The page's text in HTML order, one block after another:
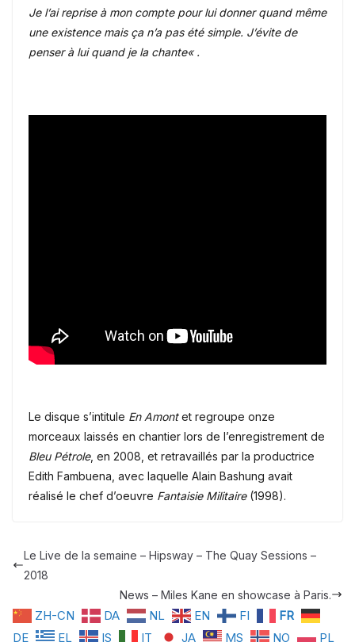
Je l’ai reprise à mon compte pour lui donner quand même
une existence mais ça n’a pas été simple. J’évite de
penser à lui quand je la chante« .
Le disque s’intitule En Amontet regroupe onze
morceaux laissés en chantier lors de l’enregistrement de
Bleu Pétrole, en 2008, et retravaillés par la productrice
Edith Fambuena, avec laquelle Alain Bashung avait
réalisé le chef d’oeuvre Fantaisie Militaire(1998).
Le Live de la semaine – Hipsway – The Quay Sessions –
2018
News – Miles Kane en showcase à Paris.
ZH-CN DA NL EN FI
FR
DE
EL IS IT JA MS NO PL